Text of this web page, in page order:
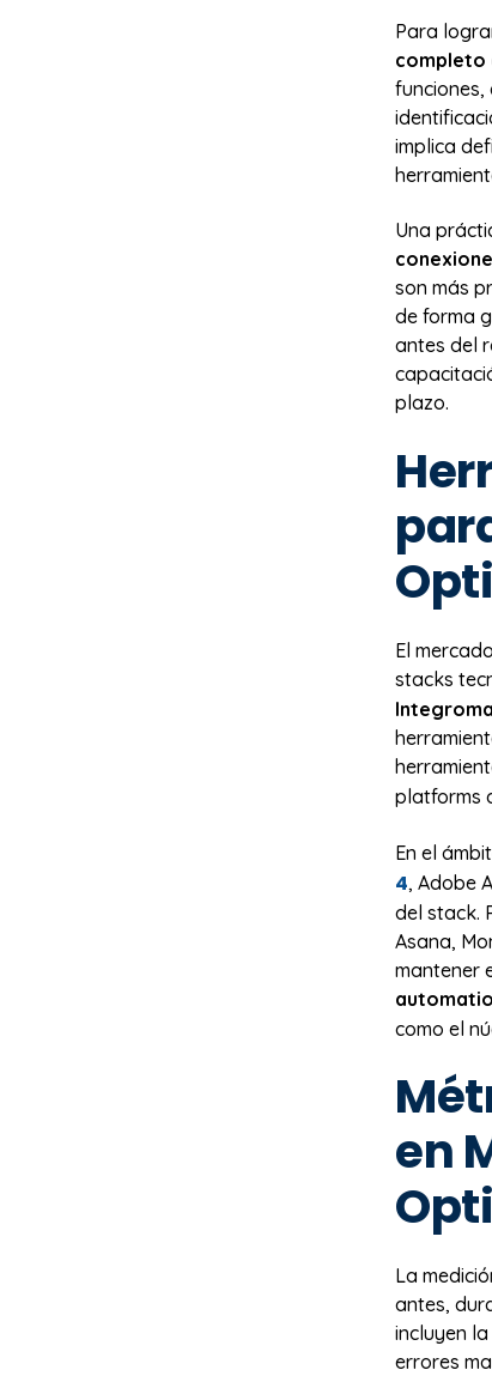
Para
completo
funciones,
implica
Una
son más
de forma
antes del
plazo.
El
stacks
platforms
En el
4, Adobe
del stack.
Asana,
mantener
como el
en
La
antes,
incluyen
errores